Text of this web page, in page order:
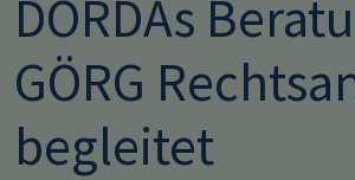
DORDAs
GÖRG
begleitet